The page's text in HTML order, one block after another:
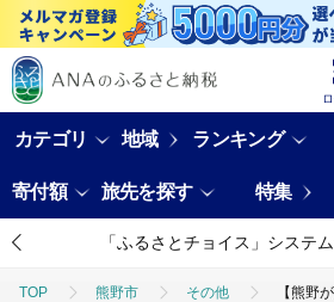
カテゴリ 地域 ランキング
寄付額 旅先を探す 特集
「ふるさとチョイス」システ
TOP 熊野市 その他 【熊野